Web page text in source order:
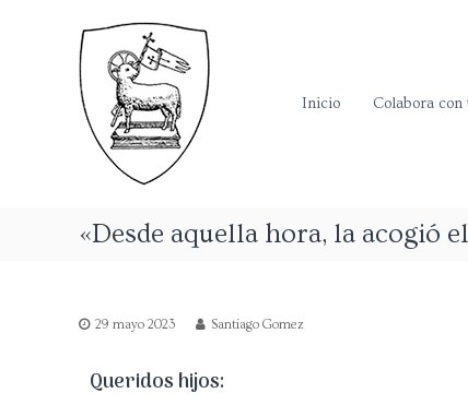
a
d
e
l
r
Inicio Colabora con
«Desde aquella hora, la acogió
29 mayo 2023 Santiago Gomez
Queridos hijos: